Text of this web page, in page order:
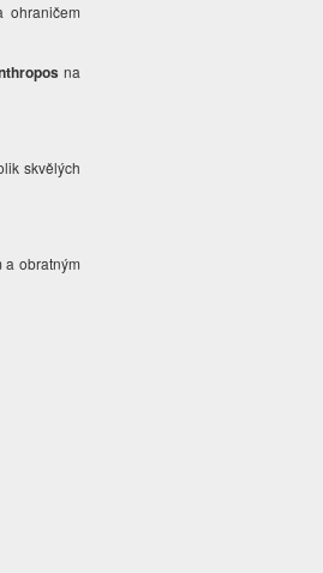
ohraničem
na
skvělých
a obratným